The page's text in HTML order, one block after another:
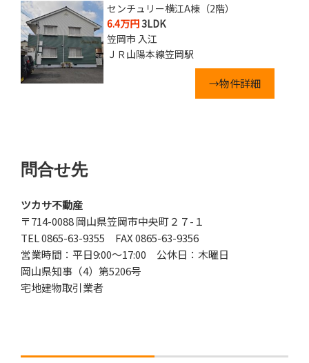
センチュリー横江A棟（2階）
6.4万円3LDK
笠岡市 入江
ＪＲ山陽本線笠岡駅
→物件詳細
問合せ先
ツカサ不動産
〒714-0088 岡山県笠岡市中央町２７-１
TEL 0865-63-9355 FAX 0865-63-9356
営業時間：平日9:00～17:00 公休日：木曜日
岡山県知事（4）第5206号
宅地建物取引業者